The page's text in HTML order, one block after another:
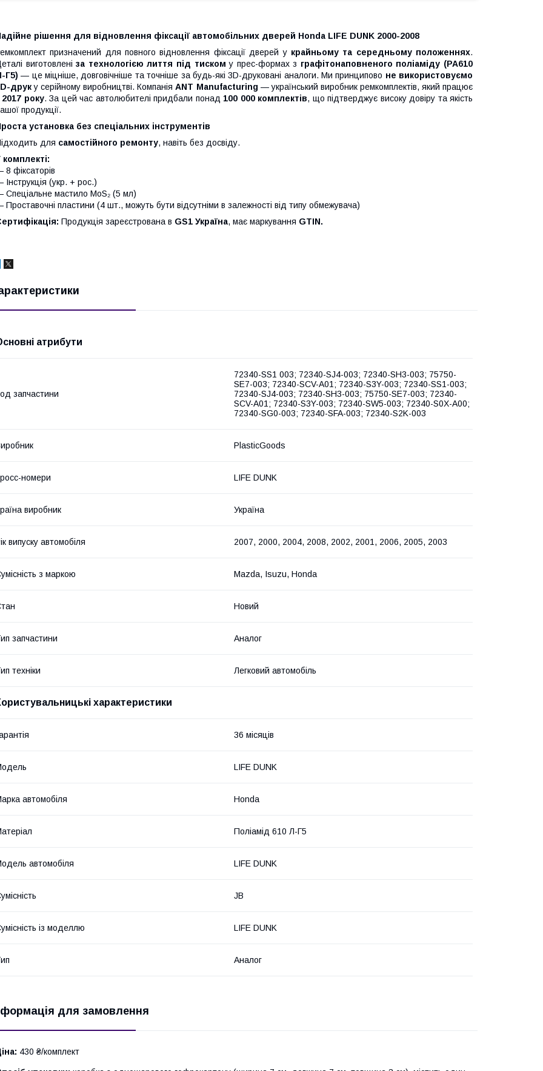
рішення для відновлення фіксації автомобільних дверей Honda LIFE DUNK 2000-2008
призначений для повного відновлення фіксації дверей у крайньому та середньому положеннях.
виготовленіза технологією лиття під тиском у прес-формах з графітонаповненого поліаміду (PA610
Г5) — це міцніше, довговічніше та точніше за будь-які 3D-друковані аналоги. Ми принципово не використовуємо
друку серійному виробництві. КомпаніяANT Manufacturing — український виробник ремкомплектів, який працює
2017 року. За цей час автолюбителі придбали понад 100 000 комплектів, що підтверджує високу довіру та якість
продукції.
установка без спеціальних інструментів
для самостійного ремонту, навіть без досвіду.
комплекті:
8 фіксаторів
Інструкція (укр. + рос.)
Спеціальне мастило MoS₂ (5 мл)
Проставочні пластини (4 шт., можуть бути відсутніми в залежності від типу обмежувача)
Продукція зареєстрована в GS1 Україна, має маркування GTIN.
атрибути
запчастини
72340-SS1 003; 72340-SJ4-003; 72340-SH3-003; 75750-
SE7-003; 72340-SCV-A01; 72340-S3Y-003; 72340-SS1-003;
72340-SJ4-003; 72340-SH3-003; 75750-SE7-003; 72340-
SCV-A01; 72340-S3Y-003; 72340-SW5-003; 72340-S0X-A00;
72340-SG0-003; 72340-SFA-003; 72340-S2K-003
PlasticGoods
номери LIFE DUNK
виробник Україна
випуску автомобіля 2007, 2000, 2004, 2008, 2002, 2001, 2006, 2005, 2003
з маркою Mazda, Isuzu, Honda
Новий
запчастини Аналог
техніки Легковий автомобіль
характеристики
36 місяців
LIFE DUNK
автомобіля Honda
Поліамід 610 Л-Г5
автомобіля LIFE DUNK
JB
із моделлю LIFE DUNK
Аналог
для замовлення
430 ₴/комплект